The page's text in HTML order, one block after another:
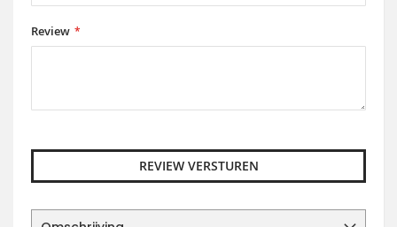
Review
REVIEW VERSTUREN